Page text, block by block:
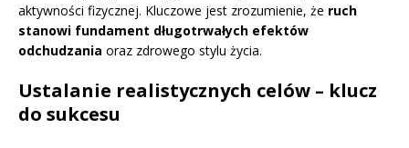
aktywności fizycznej. Kluczowe jest zrozumienie, że ruch
stanowi fundament długotrwałych efektów
odchudzania oraz zdrowego stylu życia.
Ustalanie realistycznych celów – klucz
do sukcesu